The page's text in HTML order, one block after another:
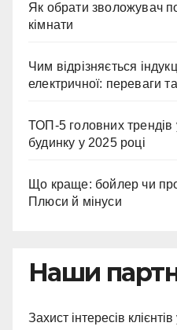
Як обрати зволожувач
кімнати
Чим відрізняється
електричної: переваги
ТОП-5 головних трендів
будинку у 2025 році
Що краще: бойлер чи
Плюси й мінуси
Наши
Захист інтересів